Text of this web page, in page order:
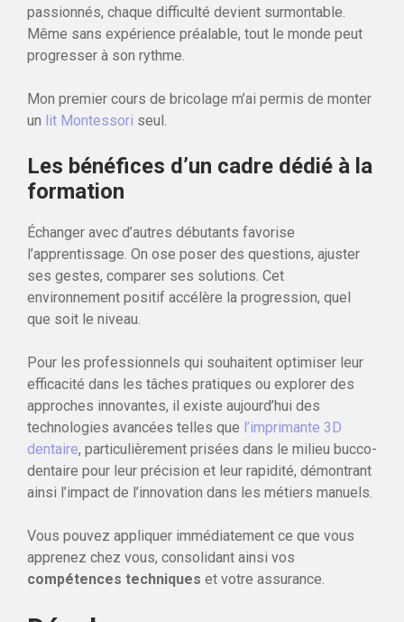
passionnés, chaque difficulté devient surmontable.
Même sans expérience préalable, tout le monde peut
progresser à son rythme.
Mon premier cours de bricolage m’ai permis de monter
un lit Montessori seul.
Les bénéfices d’un cadre dédié à la
formation
Échanger avec d’autres débutants favorise
l’apprentissage. On ose poser des questions, ajuster
ses gestes, comparer ses solutions. Cet
environnement positif accélère la progression, quel
que soit le niveau.
Pour les professionnels qui souhaitent optimiser leur
efficacité dans les tâches pratiques ou explorer des
approches innovantes, il existe aujourd’hui des
technologies avancées telles que l’imprimante 3D
dentaire, particulièrement prisées dans le milieu bucco-
dentaire pour leur précision et leur rapidité, démontrant
ainsi l’impact de l’innovation dans les métiers manuels.
Vous pouvez appliquer immédiatement ce que vous
apprenez chez vous, consolidant ainsi vos
compétences techniques et votre assurance.